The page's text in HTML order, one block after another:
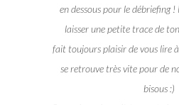
en dessous pour le débriefing
laisser une petite trace de
fait toujours plaisir de vous lire
se retrouve très vite pour de
bisous :)